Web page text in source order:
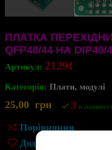
ПЛАТКА
QFP48/44 НА DIP48/
Артикул: 21291
Категорія: Плати, модулі
25,00 грн 3 в
Порівняння
Додати до списку